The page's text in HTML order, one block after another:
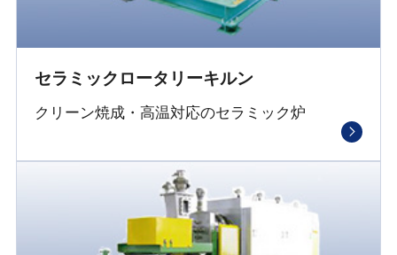
セラミックロータリーキルン
クリーン焼成・高温対応のセラミック炉